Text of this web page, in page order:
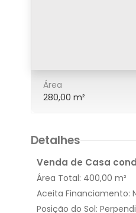
Área
280,00 m²
Detalhes
Venda de Casa
Área Total: 400,00 m²
Aceita Financiamento:
Posição do Sol: